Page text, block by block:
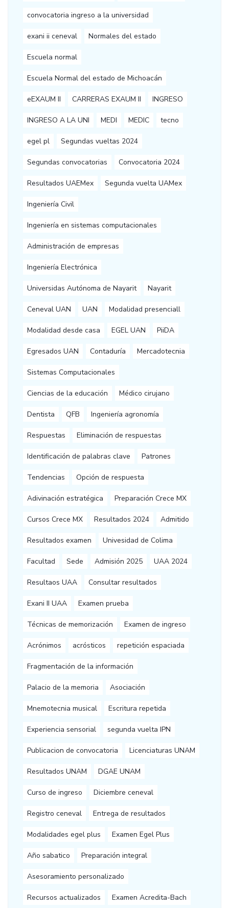
convocatoria ingreso a la universidad
exani ii ceneval Normales del estado
Escuela normal
Escuela Normal del estado de Michoacán
eEXAUM II CARRERAS EXAUM II INGRESO
INGRESO A LA UNI MEDI MEDIC tecno
egel pl Segundas vueltas 2024
Segundas convocatorias Convocatoria 2024
Resultados UAEMex Segunda vuelta UAMex
Ingeniería Civil
Ingeniería en sistemas computacionales
Administración de empresas
Ingeniería Electrónica
Universidas Autónoma de Nayarit Nayarit
Ceneval UAN UAN Modalidad presenciall
Modalidad desde casa EGEL UAN PiiDA
Egresados UAN Contaduría Mercadotecnia
Sistemas Computacionales
Ciencias de la educación Médico cirujano
Dentista QFB Ingeniería agronomía
Respuestas Eliminación de respuestas
Identificación de palabras clave Patrones
Tendencias Opción de respuesta
Adivinación estratégica Preparación Crece MX
Cursos Crece MX Resultados 2024 Admitido
Resultados examen Univesidad de Colima
Facultad Sede Admisión 2025 UAA 2024
Resultaos UAA Consultar resultados
Exani II UAA Examen prueba
Técnicas de memorización Examen de ingreso
Acrónimos acrósticos repetición espaciada
Fragmentación de la información
Palacio de la memoria Asociación
Mnemotecnia musical Escritura repetida
Experiencia sensorial segunda vuelta IPN
Publicacion de convocatoria Licenciaturas UNAM
Resultados UNAM DGAE UNAM
Curso de ingreso Diciembre ceneval
Registro ceneval Entrega de resultados
Modalidades egel plus Examen Egel Plus
Año sabatico Preparación integral
Asesoramiento personalizado
Recursos actualizados Examen Acredita-Bach